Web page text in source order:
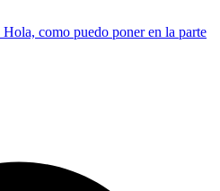
Hola, como puedo poner en la parte